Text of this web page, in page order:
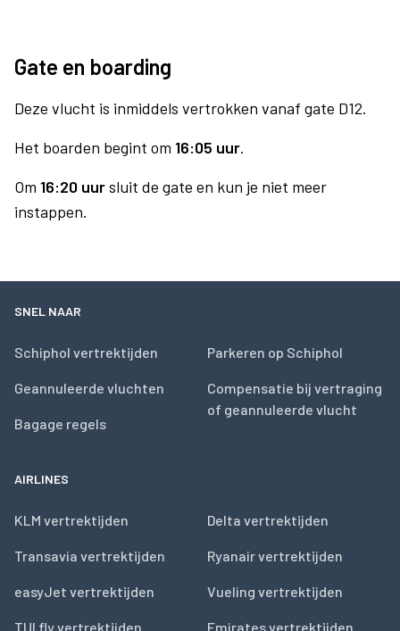
Gate en boarding
Deze vlucht is inmiddels vertrokken vanaf gate D12.
Het boarden begint om 16:05 uur.
Om 16:20 uursluit de gate en kun je niet meer
instappen.
SNEL NAAR
Schiphol vertrektijden
Geannuleerde vluchten
Bagage regels
Parkeren op Schiphol
Compensatie bij vertraging
of geannuleerde vlucht
AIRLINES
KLM vertrektijden
Transavia vertrektijden
easyJet vertrektijden
TUI fly vertrektijden
Delta vertrektijden
Ryanair vertrektijden
Vueling vertrektijden
Emirates vertrektijden